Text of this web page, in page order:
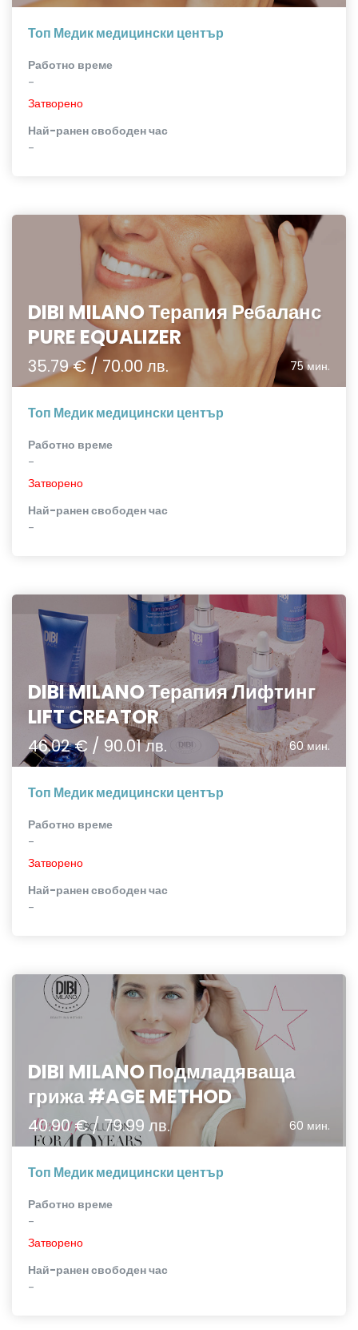
Топ Медик медицински център
Работно време
-
Затворено
Най-ранен свободен час
-
DIBI MILANO Терапия Ребаланс
PURE EQUALIZER
35.79 € / 70.00 лв. 75 мин.
Топ Медик медицински център
Работно време
-
Затворено
Най-ранен свободен час
-
DIBI MILANO Терапия Лифтинг
LIFT CREATOR
46.02 € / 90.01 лв. 60 мин.
Топ Медик медицински център
Работно време
-
Затворено
Най-ранен свободен час
-
DIBI MILANO Подмладяваща
грижа #AGE METHOD
40.90 € / 79.99 лв. 60 мин.
Топ Медик медицински център
Работно време
-
Затворено
Най-ранен свободен час
-